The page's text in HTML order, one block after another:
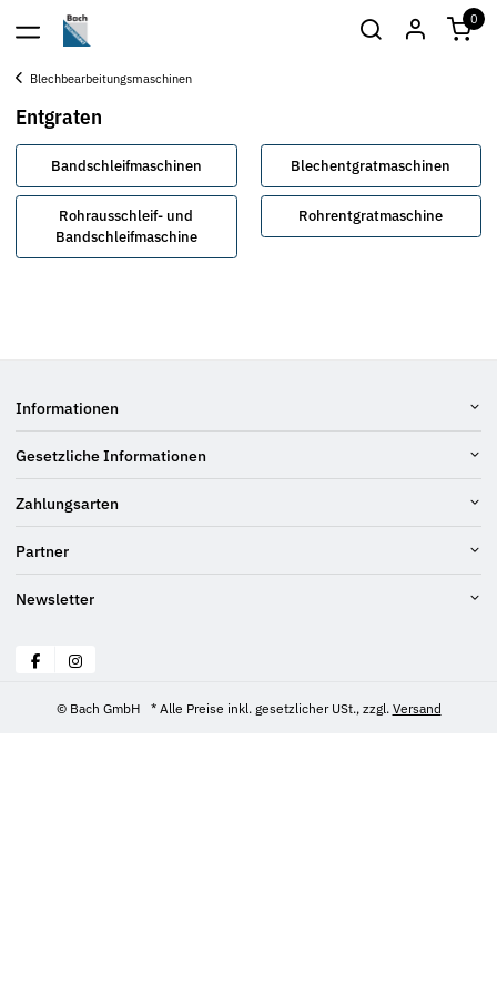
0
Blechbearbeitungsmaschinen
Entgraten
Bandschleifmaschinen Blechentgratmaschinen
Rohrausschleif- und
Bandschleifmaschine
Rohrentgratmaschine
Informationen
Gesetzliche Informationen
Zahlungsarten
Partner
Newsletter
© Bach GmbH * Alle Preise inkl. gesetzlicher USt., zzgl. Versand